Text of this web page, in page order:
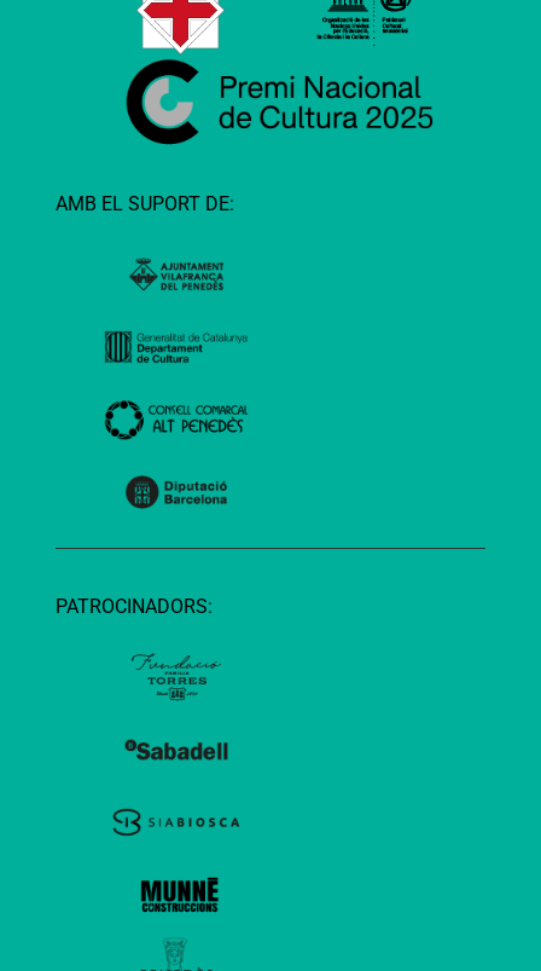
AMB EL SUPORT DE:
PATROCINADORS: